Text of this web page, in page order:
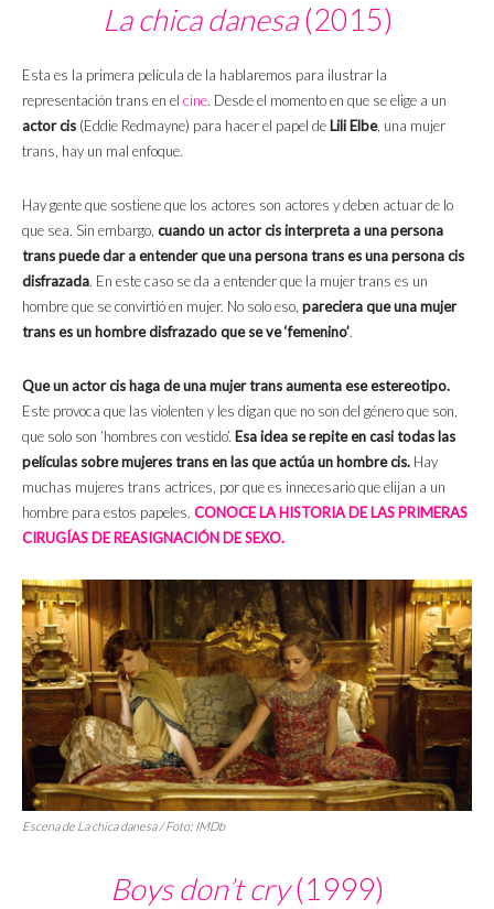
La chica danesa(2015)
Esta es la primera película de la hablaremos para ilustrar la
representación trans en el cine. Desde el momento en que se elige a un
actor cis (Eddie Redmayne) para hacer el papel de Lili Elbe, una mujer
trans, hay un mal enfoque.
Hay gente que sostiene que los actores son actores y deben actuar de lo
que sea. Sin embargo, cuando un actor cis interpreta a una persona
trans puede dar a entender que una persona trans es una persona cis
disfrazada. En este caso se da a entender que la mujer trans es un
hombre que se convirtió en mujer. No solo eso, pareciera que una mujer
trans es un hombre disfrazado que se ve ‘femenino’.
Que un actor cis haga de una mujer trans aumenta ese estereotipo.
Este provoca que las violenten y les digan que no son del género que son,
que solo son ‘hombres con vestido’. Esa idea se repite en casi todas las
películas sobre mujeres trans en las que actúa un hombre cis. Hay
muchas mujeres trans actrices, por que es innecesario que elijan a un
hombre para estos papeles. CONOCE LA HISTORIA DE LAS PRIMERAS
CIRUGÍAS DE REASIGNACIÓN DE SEXO.
Escena de La chica danesa / Foto: IMDb
Boys don’t cry(1999)